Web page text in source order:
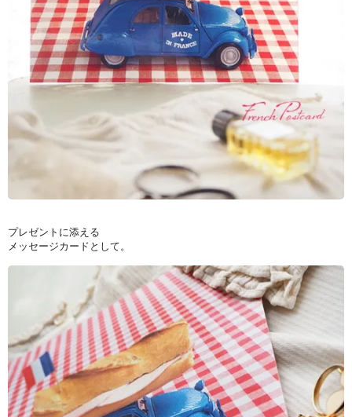
プレゼントに添える
メッセージカードとして。